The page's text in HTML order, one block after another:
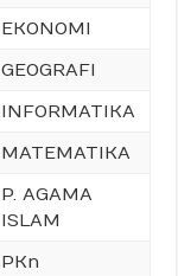
EKONOMI
GEOGRAFI
INFORMATIKA
MATEMATIKA
P. AGAMA
ISLAM
PKn